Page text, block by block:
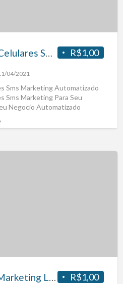
R$1,00
04/2021
Sms Marketing Automatizado
Sms Marketing Para Seu
Negocio Automatizado
R$1,00
Extrator De Email Marketing Leads txt